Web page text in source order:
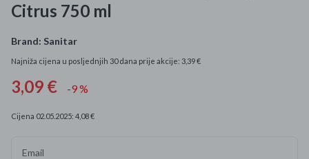
Ograničena cijena
Najpopularniji proizvodi
Roba s greškom
Citrus 750 ml
Brand: Sanitar
Najniža cijena u posljednjih 30 dana prije akcije: 3,39 €
3,09 € -9 %
Cijena 02.05.2025: 4,08 €
Email